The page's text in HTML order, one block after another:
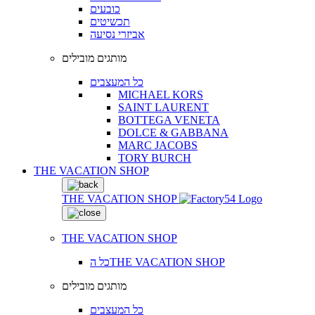
כובעים
תכשיטים
אביזרי נסיעה
מותגים מובילים
כל המעצבים
MICHAEL KORS
SAINT LAURENT
BOTTEGA VENETA
DOLCE & GABBANA
MARC JACOBS
TORY BURCH
THE VACATION SHOP
THE VACATION SHOP
THE VACATION SHOP
כל הTHE VACATION SHOP
מותגים מובילים
כל המעצבים